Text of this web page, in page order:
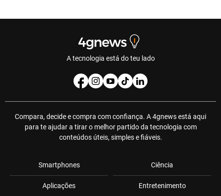
A tecnologia está do teu lado
Compara, decide e compra com confiança. A 4gnews está aqui
para te ajudar a tirar o melhor partido da tecnologia com
conteúdos úteis, simples e fiáveis.
Smartphones
Aplicações
Ciência
Entretenimento